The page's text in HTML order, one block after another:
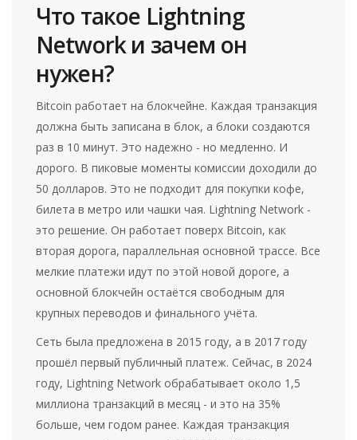
Что такое Lightning
Network и зачем он
нужен?
Bitcoin работает на блокчейне. Каждая транзакция
должна быть записана в блок, а блоки создаются
раз в 10 минут. Это надежно - но медленно. И
дорого. В пиковые моменты комиссии доходили до
50 долларов. Это не подходит для покупки кофе,
билета в метро или чашки чая. Lightning Network -
это решение. Он работает поверх Bitcoin, как
вторая дорога, параллельная основной трассе. Все
мелкие платежи идут по этой новой дороге, а
основной блокчейн остаётся свободным для
крупных переводов и финального учёта.
Сеть была предложена в 2015 году, а в 2017 году
прошёл первый публичный платеж. Сейчас, в 2024
году, Lightning Network обрабатывает около 1,5
миллиона транзакций в месяц - и это на 35%
больше, чем годом ранее. Каждая транзакция